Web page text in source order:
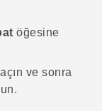
öğesine
ve sonra